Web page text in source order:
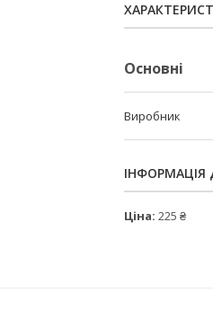
Основні
Виробник
Ціна: 225 ₴